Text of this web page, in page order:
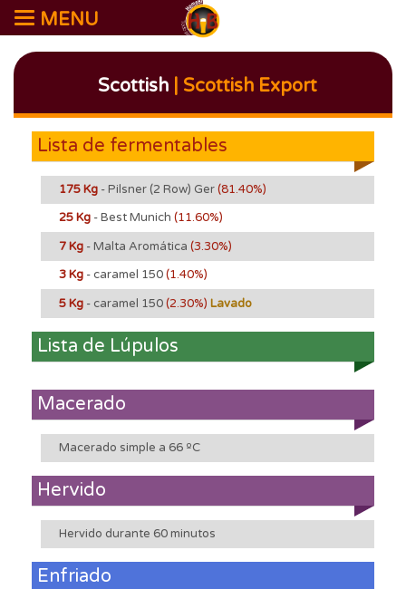
MENU
Scottish | Scottish Export
Lista de fermentables
175 Kg - Pilsner (2 Row) Ger(81.40%)
25 Kg - Best Munich (11.60%)
7 Kg - Malta Aromática (3.30%)
3 Kg - caramel 150(1.40%)
5 Kg - caramel 150(2.30%) Lavado
Lista de Lúpulos
Macerado
Macerado simple a 66 ºC
Hervido
Hervido durante 60 minutos
Enfriado